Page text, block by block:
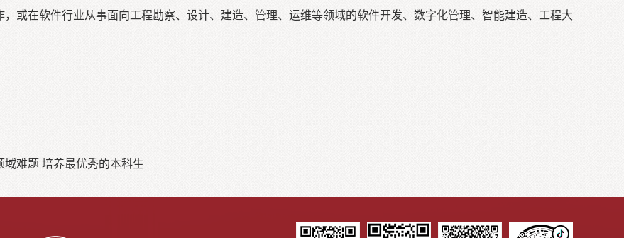
或在软件行业从事面向工程勘察、设计、建造、管理、运维等领域的软件开发、数字化管理、智能建造、工程大
域难题 培养最优秀的本科生